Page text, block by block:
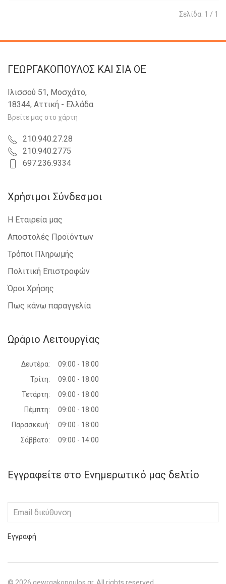
Σελίδα: 1 / 1
ΓΕΩΡΓΑΚΟΠΟΥΛΟΣ KAI ΣΙΑ OE
Ιλισσού 51, Μοσχάτο,
18344, Αττική - Ελλάδα
Βρείτε μας στο χάρτη
210.940.27.28
210.940.2775
697.236.9334
Χρήσιμοι Σύνδεσμοι
Η Εταιρεία μας
Αποστολές Προϊόντων
Τρόποι Πληρωμής
Πολιτική Επιστροφών
Όροι Χρήσης
Πως κάνω παραγγελία
Ωράριο Λειτουργίας
Δευτέρα:
09:00 - 18:00
Τρίτη:
09:00 - 18:00
Τετάρτη:
09:00 - 18:00
Πέμπτη:
09:00 - 18:00
Παρασκευή:
09:00 - 18:00
Σάββατο:
09:00 - 14:00
Εγγραφείτε στο Ενημερωτικό μας δελτίο
Εγγραφή